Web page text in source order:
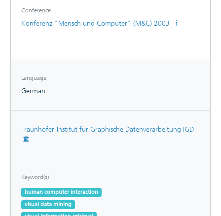
Entzerrungsfunktionalität hinzugefügt, die ein sehr
intuitives Wühlen mit dem Look-and-Feel einer öligen
Flüssigkeit in dem Informationsraum ermöglicht.
Conference
Konferenz "Mensch und Computer" (M&C) 2003
Language
German
Fraunhofer-Institut für Graphische Datenverarbeitung IGD
Keyword(s)
human computer interaction
visual data mining